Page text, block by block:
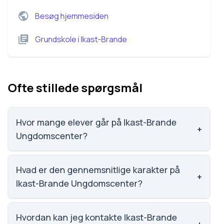
Besøg hjemmesiden
GrundskoleiIkast-Brande
Ofte stillede spørgsmål
Hvor mange elever går på Ikast-Brande
Ungdomscenter?
+
Ikast-Brande Ungdomscenter har 117 elever, hvilket
gør den til nummer 1670 ud af 3143 skoler.
Hvad er den gennemsnitlige karakter på
Ikast-Brande Ungdomscenter?
+
Vi har ikke data om karaktergennemsnittet for Ikast-
Brande Ungdomscenter.
Hvordan kan jeg kontakte Ikast-Brande